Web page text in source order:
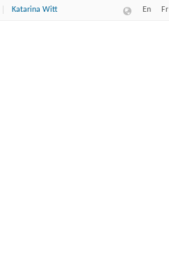
Katarina Witt En Fr